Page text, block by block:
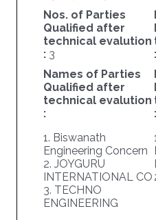
Nos. of Parties
Qualified after
technical evalution
: 3
:
Names of Parties
Qualified after
technical evalution
:
1. Biswanath
Engineering Concern
2. JOYGURU
INTERNATIONAL CO
3. TECHNO
ENGINEERING
: